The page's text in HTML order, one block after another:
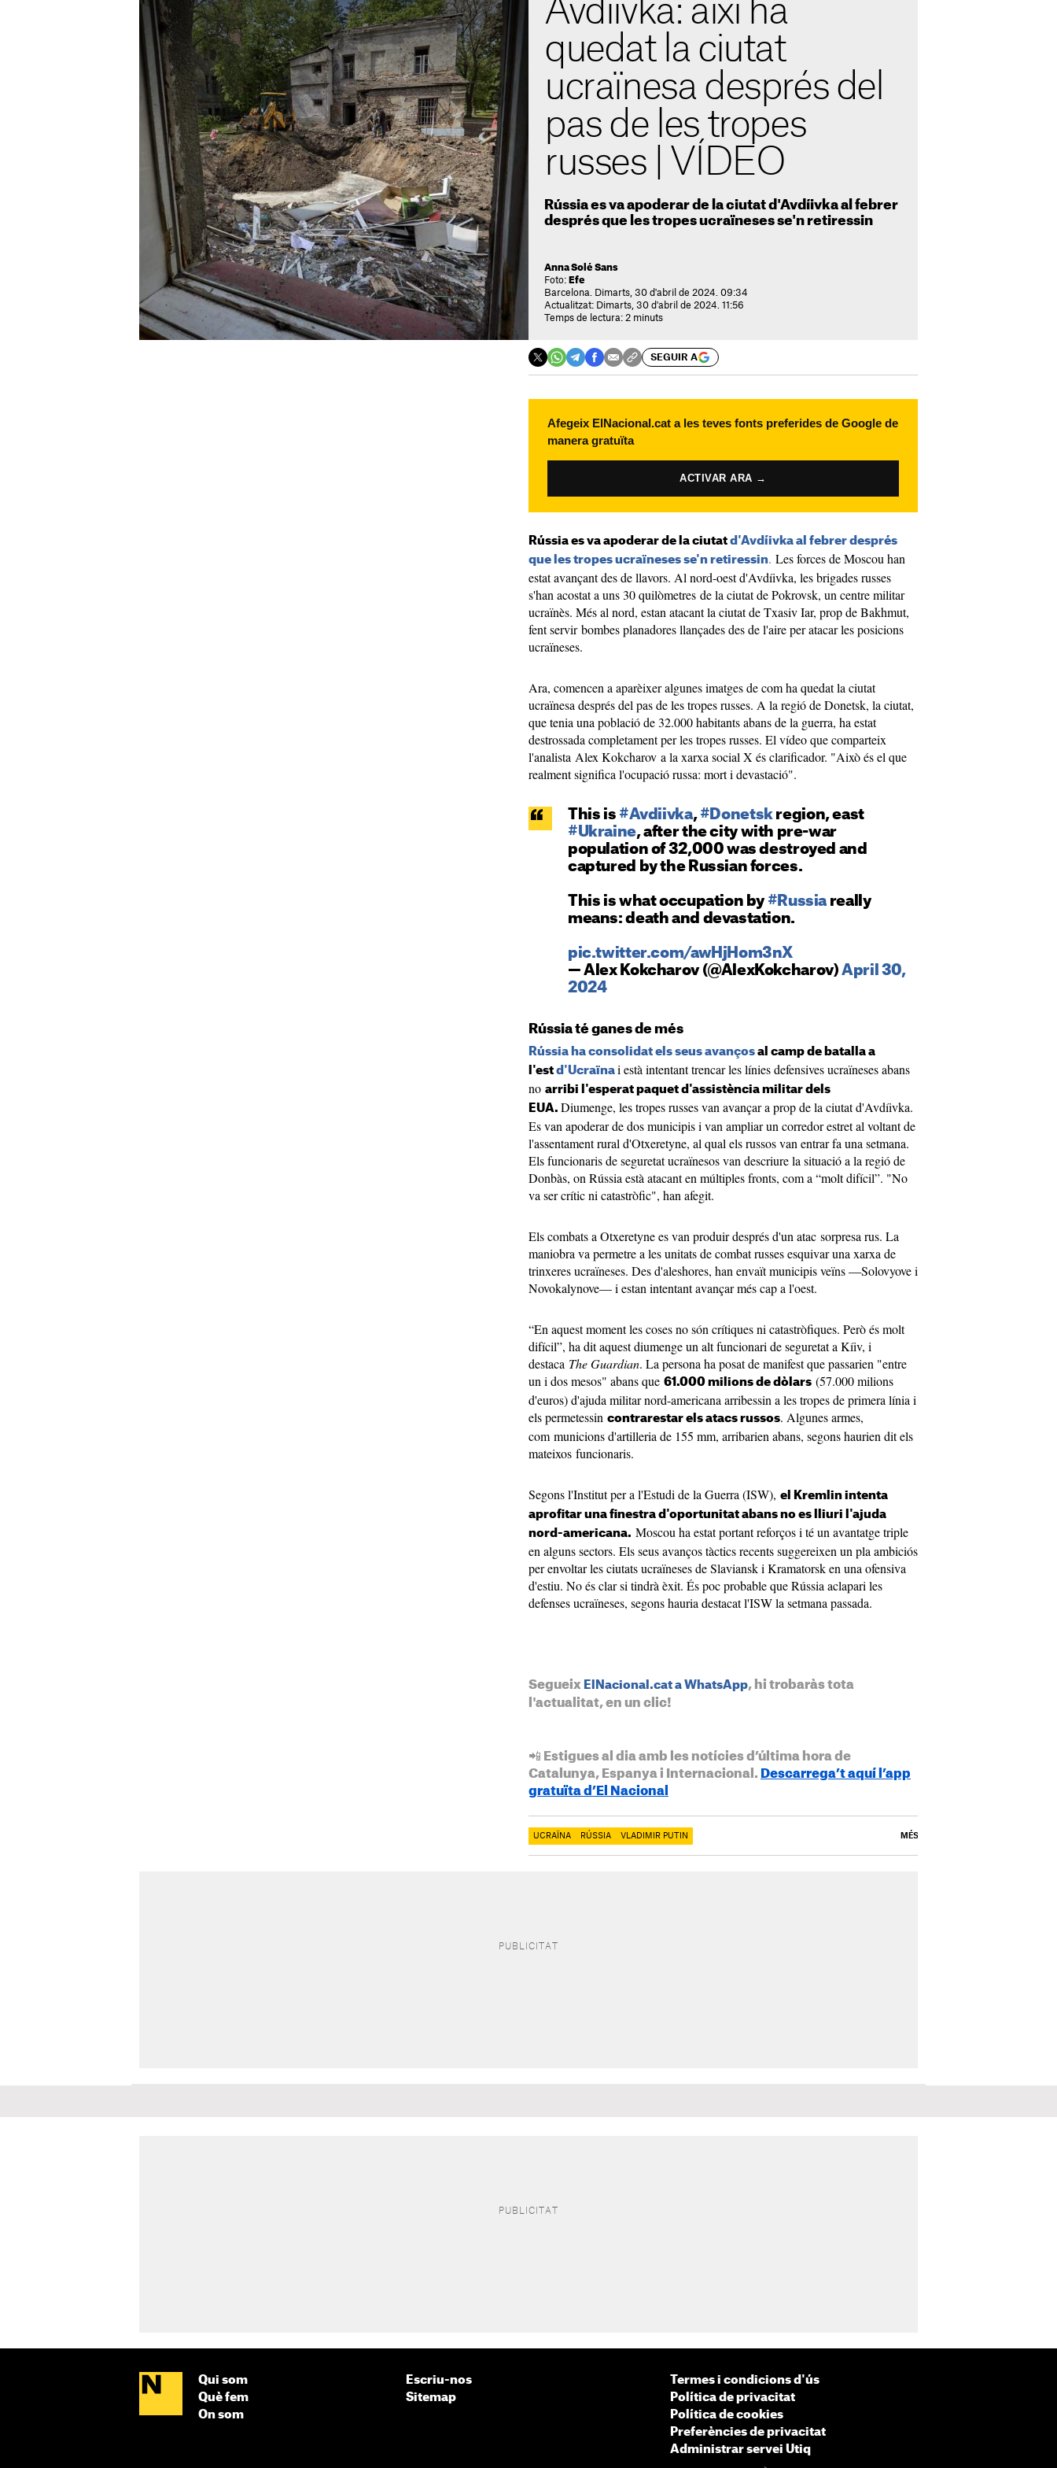
Avdíivka: així ha
quedat la ciutat
ucraïnesa després del
pas de les tropes
russes | VÍDEO
Rússia es va apoderar de la ciutat d'Avdíivka al febrer
després que les tropes ucraïneses se'n retiressin
Anna Solé Sans
Foto: Efe
Barcelona. Dimarts, 30 d'abril de 2024. 09:34
Actualitzat: Dimarts, 30 d'abril de 2024. 11:56
Temps de lectura: 2 minuts
SEGUIR A
Afegeix ElNacional.cat a les teves fonts preferides de Google de
manera gratuïta
ACTIVAR ARA →
Rússia es va apoderar de la ciutat d'Avdíivka al febrer després
que les tropes ucraïneses se'n retiressin. Les forces de Moscou han
estat avançant des de llavors. Al nord-oest d'Avdíivka, les brigades russes
s'han acostat a uns 30 quilòmetres de la ciutat de Pokrovsk, un centre militar
ucraïnès. Més al nord, estan atacant la ciutat de Txasiv Iar, prop de Bakhmut,
fent servir bombes planadores llançades des de l'aire per atacar les posicions
ucraïneses.
Ara, comencen a aparèixer algunes imatges de com ha quedat la ciutat
ucraïnesa després del pas de les tropes russes. A la regió de Donetsk, la ciutat,
que tenia una població de 32.000 habitants abans de la guerra, ha estat
destrossada completament per les tropes russes. El vídeo que comparteix
l'analista Alex Kokcharov a la xarxa social X és clarificador. "Això és el que
realment significa l'ocupació russa: mort i devastació".
This is #Avdiivka, #Donetskregion, east
#Ukraine, after the city with pre-war
population of 32,000 was destroyed and
captured by the Russian forces.
This is what occupation by #Russia really
means: death and devastation.
pic.twitter.com/awHjHom3nX
— Alex Kokcharov (@AlexKokcharov)April 30,
2024
Rússia té ganes de més
Rússia ha consolidat els seus avanços al camp de batalla a
l'est d'Ucraïna i està intentant trencar les línies defensives ucraïneses abans
no arribi l'esperat paquet d'assistència militar dels
EUA. Diumenge, les tropes russes van avançar a prop de la ciutat d'Avdíivka.
Es van apoderar de dos municipis i van ampliar un corredor estret al voltant de
l'assentament rural d'Otxeretyne, al qual els russos van entrar fa una setmana.
Els funcionaris de seguretat ucraïnesos van descriure la situació a la regió de
Donbàs, on Rússia està atacant en múltiples fronts, com a “molt difícil”. "No
va ser crític ni catastròfic", han afegit.
Els combats a Otxeretyne es van produir després d'un atac sorpresa rus. La
maniobra va permetre a les unitats de combat russes esquivar una xarxa de
trinxeres ucraïneses. Des d'aleshores, han envaït municipis veïns —Solovyove i
Novokalynove— i estan intentant avançar més cap a l'oest.
“En aquest moment les coses no són crítiques ni catastròfiques. Però és molt
difícil”, ha dit aquest diumenge un alt funcionari de seguretat a Kíiv, i
destaca The Guardian. La persona ha posat de manifest que passarien "entre
un i dos mesos" abans que 61.000 milions de dòlars (57.000 milions
d'euros) d'ajuda militar nord-americana arribessin a les tropes de primera línia i
els permetessin contrarestar els atacs russos. Algunes armes,
com municions d'artilleria de 155 mm, arribarien abans, segons haurien dit els
mateixos funcionaris.
Segons l'Institut per a l'Estudi de la Guerra (ISW), el Kremlin intenta
aprofitar una finestra d'oportunitat abans no es lliuri l'ajuda
nord-americana. Moscou ha estat portant reforços i té un avantatge triple
en alguns sectors. Els seus avanços tàctics recents suggereixen un pla ambiciós
per envoltar les ciutats ucraïneses de Slaviansk i Kramatorsk en una ofensiva
d'estiu. No és clar si tindrà èxit. És poc probable que Rússia aclapari les
defenses ucraïneses, segons hauria destacat l'ISW la setmana passada.
Segueix ElNacional.cat a WhatsApp, hi trobaràs tota
l'actualitat, en un clic!
📲 Estigues al dia amb les notícies d’última hora de
Catalunya, Espanya i Internacional. Descarrega’t aquí l’app
gratuïta d’El Nacional
UCRAÏNA RÚSSIA VLADIMIR PUTIN MÉS
Qui som
Què fem
On som
Escriu-nos
Sitemap
Termes i condicions d'ús
Política de privacitat
Política de cookies
Preferències de privacitat
Administrar servei Utiq